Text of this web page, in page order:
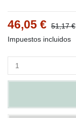
46,05 € 51,17 €
Impuestos incluidos